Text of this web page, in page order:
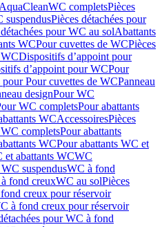
WC completsPièces
suspendusPièces détachées pour
pour WC au solAbattants
WCPour cuvettes de WCPièces
Dispositifs d’appoint pour
d’appoint pour WCPour
pour Pour cuvettes de WCPanneau
designPour WC
WC completsPour abattants
WCAccessoiresPièces
completsPour abattants
WCPour abattants WC et
et abattants WCWC
suspendusWC à fond
fond creuxWC au solPièces
creux pour réservoir
à fond creux pour réservoir
pour WC à fond